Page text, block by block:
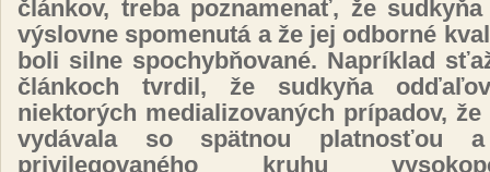
článkov, treba poznamenať, že
výslovne spomenutá a že jej odborné
boli silne spochybňované. Napríklad
článkoch tvrdil, že sudkyňa
niektorých medializovaných prípadov,
vydávala so spätnou platnosťou
privilegovaného kruhu